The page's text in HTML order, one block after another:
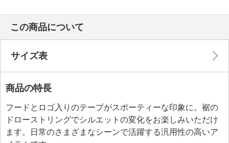
この商品について
サイズ表
商品の特長
フードとロゴ入りのテープがスポーティーな印象に。裾の
ドローストリングでシルエットの変化をお楽しみいただけ
ます。日常のさまざまなシーンで活躍する汎用性の高いア